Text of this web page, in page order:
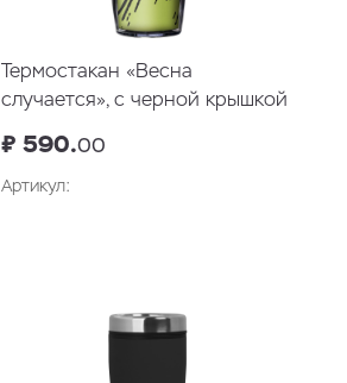
Термостакан «Весна
случается», с черной крышкой
₽ 590.00
Артикул: